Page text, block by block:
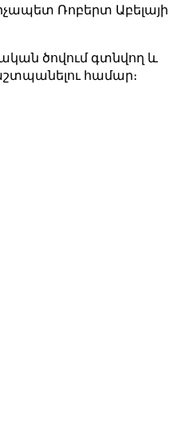
Ռոբերտ Աբելայի
ծովում գտնվող և
համար։